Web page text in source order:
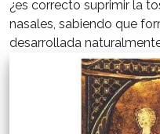
¿es correcto suprimir la
nasales, sabiendo que
desarrollada